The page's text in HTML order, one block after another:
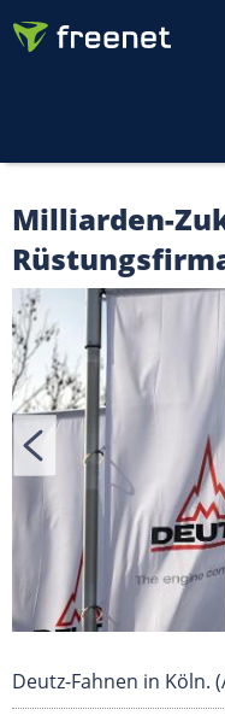
Milliarden-
Deutz-Fahnen in Köln.